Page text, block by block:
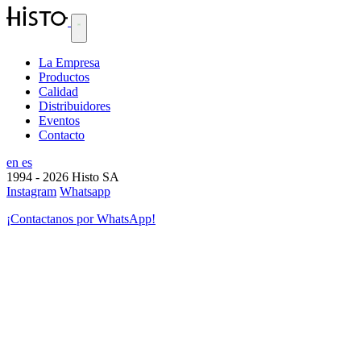
La Empresa
Productos
Calidad
Distribuidores
Eventos
Contacto
en es
1994 - 2026 Histo SA
Instagram Whatsapp
¡Contactanos por WhatsApp!